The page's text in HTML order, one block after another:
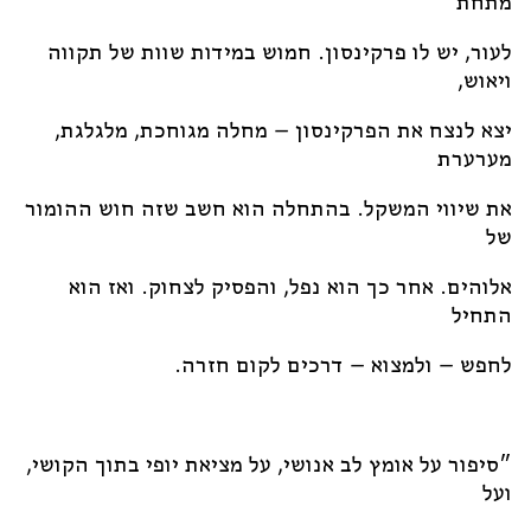
לעור, יש לו פרקינסון. חמוש במידות שוות של תקווה
ויאוש,
יצא לנצח את הפרקינסון – מחלה מגוחכת, מלגלגת,
מערערת
את שיווי המשקל. בהתחלה הוא חשב שזה חוש ההומור
של
אלוהים. אחר כך הוא נפל, והפסיק לצחוק. ואז הוא
התחיל
לחפש – ולמצוא – דרכים לקום חזרה.
״סיפור על אומץ לב אנושי, על מציאת יופי בתוך הקושי,
ועל